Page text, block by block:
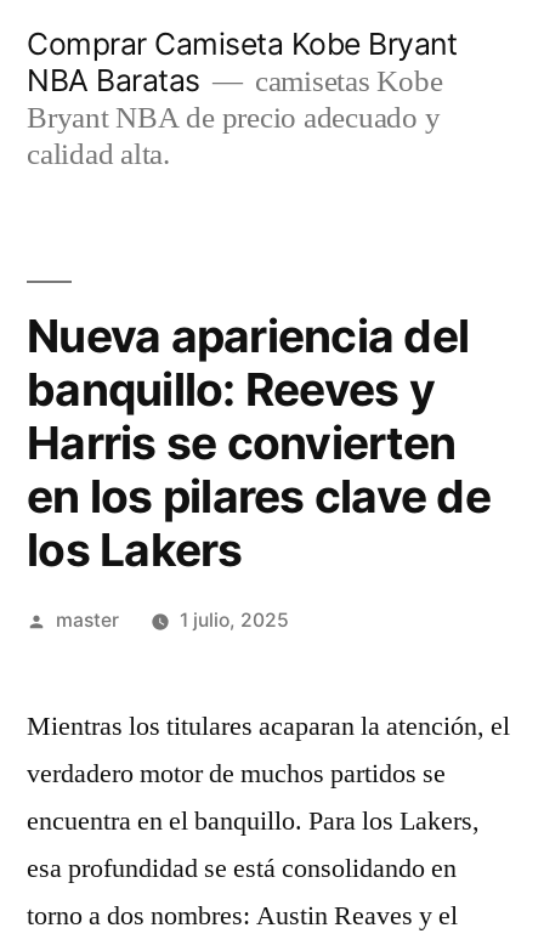
contenido
Comprar Camiseta Kobe Bryant
NBA Baratas
camisetas Kobe
Bryant NBA de precio adecuado y
calidad alta.
Nueva apariencia del
banquillo: Reeves y
Harris se convierten
en los pilares clave de
los Lakers
Publicado
master 1 julio, 2025
Mientras los titulares acaparan la atención, el
verdadero motor de muchos partidos se
encuentra en el banquillo. Para los Lakers,
esa profundidad se está consolidando en
torno a dos nombres: Austin Reaves y el